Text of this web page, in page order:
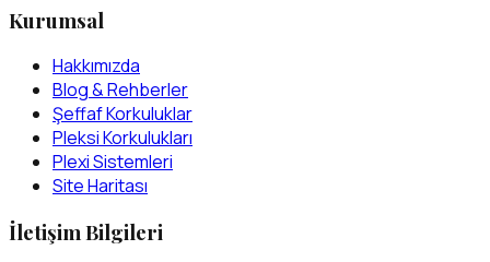
Kurumsal
Hakkımızda
Blog & Rehberler
Şeffaf Korkuluklar
Pleksi Korkulukları
Plexi Sistemleri
Site Haritası
İletişim Bilgileri